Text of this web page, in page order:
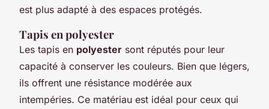
est plus adapté à des espaces protégés.
Tapis en polyester
Les tapis en polyester sont réputés pour leur
capacité à conserver les couleurs. Bien que légers,
ils offrent une résistance modérée aux
intempéries. Ce matériau est idéal pour ceux qui